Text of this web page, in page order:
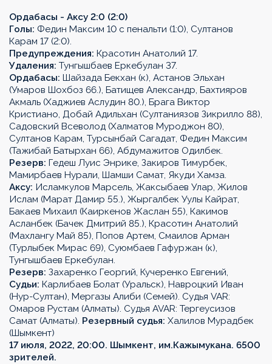
Ордабасы - Аксу 2:0 (2:0)
Голы: Федин Максим 10 с пенальти (1:0), Султанов
Карам 17 (2:0).
Предупреждения: Красотин Анатолий 17.
Удаления: Тунгышбаев Еркебулан 37.
Ордабасы: Шайзада Бекхан (к), Астанов Эльхан
(Умаров Шохбоз 66.), Батищев Александр, Бахтияров
Акмаль (Хаджиев Аслудин 80.), Брага Виктор
Кристиано, Добай Адильхан (Султаниязов Зикрилло 88),
Садовский Всеволод (Халматов Муроджон 80),
Султанов Карам, Турсынбай Сагадат, Федин Максим
(Тажибай Батырхан 66), Абдумажитов Одилбек.
Резерв: Гедеш Луис Энрике, Закиров Тимурбек,
Мамирбаев Нурали, Шамши Самат, Якуди Хамза.
Аксу: Исламкулов Марсель, Жаксыбаев Улар, Жилов
Ислам (Марат Дамир 55.), Жыргалбек Уулы Кайрат,
Бакаев Михаил (Каиркенов Жаслан 55), Какимов
Асланбек (Бачек Дмитрий 85.), Красотин Анатолий
(Махлангу Май 85), Попов Артем, Смаилов Арман
(Турлыбек Мирас 69), Суюмбаев Гафуржан (к),
Тунгышбаев Еркебулан.
Резерв: Захаренко Георгий, Кучеренко Евгений,
Судьи: Карлибаев Болат (Уральск), Навроцкий Иван
(Нур-Султан), Мергазы Алиби (Семей). Судья VAR:
Омаров Рустам (Алматы). Судья AVAR: Тергеусизов
Самат (Алматы). Резервный судья: Халилов Мурадбек
(Шымкент)
17 июля, 2022, 20:00. Шымкент, им.Кажымукана. 6500
зрителей.